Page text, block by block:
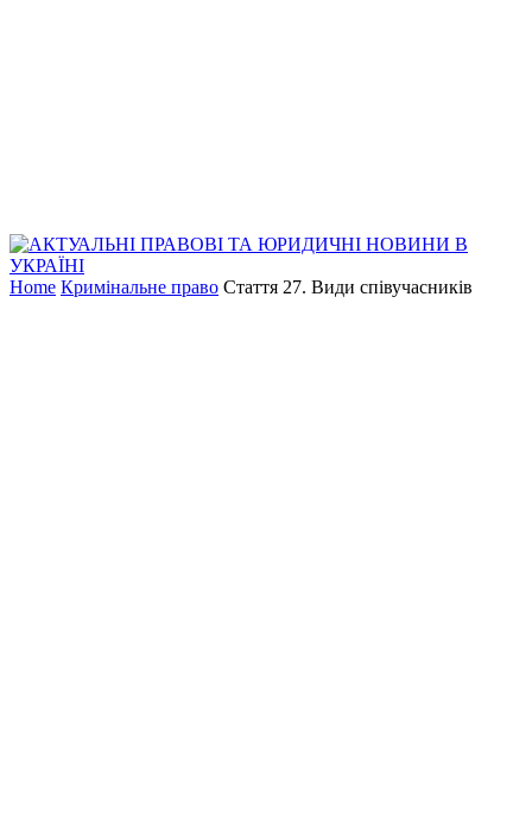
Home Кримінальне право Стаття 27. Види співучасників